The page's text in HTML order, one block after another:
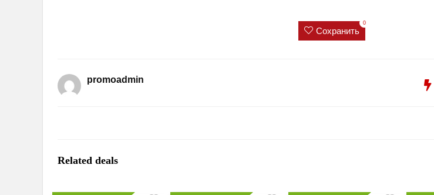
Сохранить
0
promoadmin
Related deals